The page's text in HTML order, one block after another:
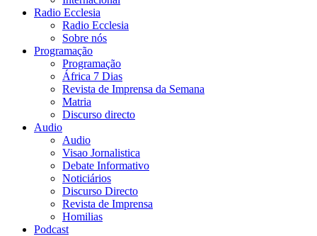
Radio Ecclesia
Radio Ecclesia
Sobre nós
Programação
Programação
África 7 Dias
Revista de Imprensa da Semana
Matria
Discurso directo
Audio
Audio
Visao Jornalistica
Debate Informativo
Noticiários
Discurso Directo
Revista de Imprensa
Homilias
Podcast